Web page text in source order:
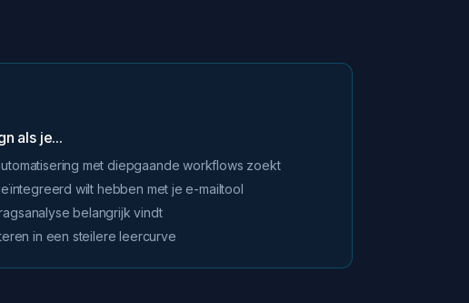
als je...
met diepgaande workflows zoekt
wilt hebben met je e-mailtool
belangrijk vindt
in een steilere leercurve